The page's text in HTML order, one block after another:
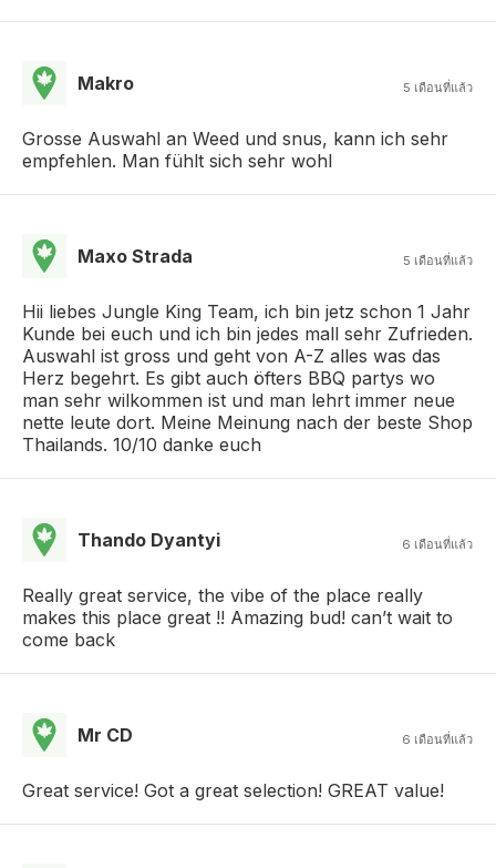
Makro 5 เดือนที่แล้ว
Grosse Auswahl an Weed und snus, kann ich sehr
empfehlen. Man fühlt sich sehr wohl
Maxo Strada 5 เดือนที่แล้ว
Hii liebes Jungle King Team, ich bin jetz schon 1 Jahr
Kunde bei euch und ich bin jedes mall sehr Zufrieden.
Auswahl ist gross und geht von A-Z alles was das
Herz begehrt. Es gibt auch öfters BBQ partys wo
man sehr wilkommen ist und man lehrt immer neue
nette leute dort. Meine Meinung nach der beste Shop
Thailands. 10/10 danke euch
Thando Dyantyi 6 เดือนที่แล้ว
Really great service, the vibe of the place really
makes this place great !! Amazing bud! can’t wait to
come back
Mr CD 6 เดือนที่แล้ว
Great service! Got a great selection! GREAT value!